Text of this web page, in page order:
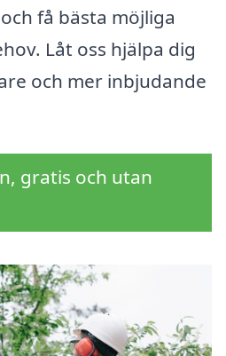
få bästa möjliga
Låt oss hjälpa dig
och mer inbjudande
gratis och utan